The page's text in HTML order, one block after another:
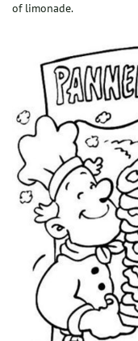
of limonade.